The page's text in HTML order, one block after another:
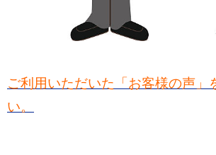
ご利用いただいた「お客様の声」
い。